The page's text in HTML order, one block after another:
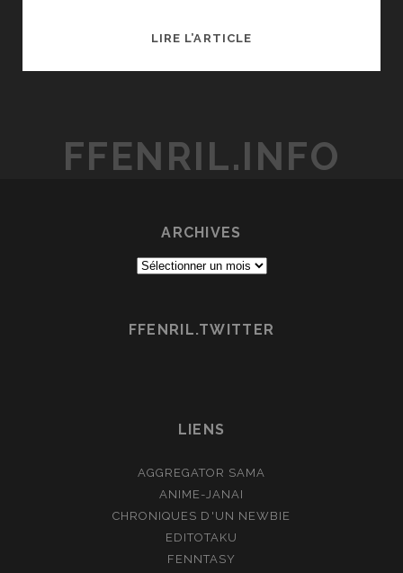
LIRE L’ARTICLEMOBILE
ESCALATION,
CONFRONTATION
FFENRIL.INFO
ARCHIVES
Archives
FFENRIL.TWITTER
LIENS
AGGREGATOR SAMA
ANIME-JANAI
CHRONIQUES D'UN NEWBIE
EDITOTAKU
FENNTASY